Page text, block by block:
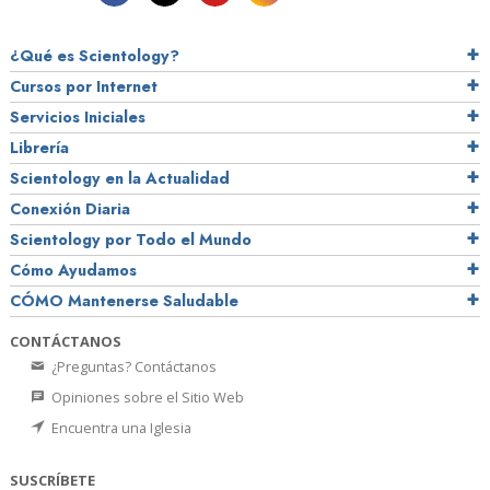
¿Qué es Scientology?
Cursos por Internet
Servicios Iniciales
Librería
Scientology en la Actualidad
Conexión Diaria
Scientology por Todo el Mundo
Cómo Ayudamos
CÓMO Mantenerse Saludable
CONTÁCTANOS
¿Preguntas? Contáctanos
Opiniones sobre el Sitio Web
Encuentra una Iglesia
SUSCRÍBETE